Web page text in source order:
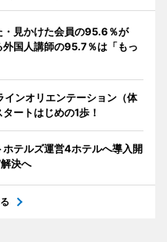
・見かけた会員の95.6％が
外国人講師の95.7％は「もっ
インオリエンテーション（体
ートはじめの1歩！
ホテルズ運営4ホテルへ導入開
決へ